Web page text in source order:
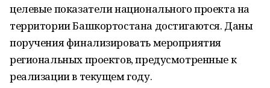
целевые показатели национального проекта на
территории Башкортостана достигаются. Даны
поручения финализировать мероприятия
региональных проектов, предусмотренные к
реализации в текущем году.